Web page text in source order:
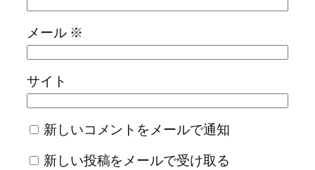
メール ※
サイト
新しいコメントをメールで通知
新しい投稿をメールで受け取る